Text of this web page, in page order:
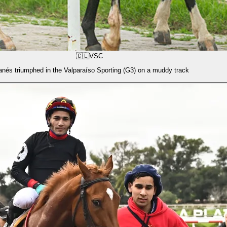
🇨🇱VSC
triumphed in the Valparaíso Sporting (G3) on a muddy track